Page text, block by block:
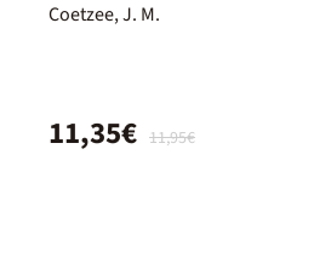
Coetzee, J. M.
11,95€
11,35€